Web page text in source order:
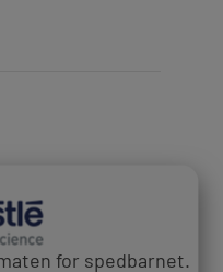
for spedbarnet.